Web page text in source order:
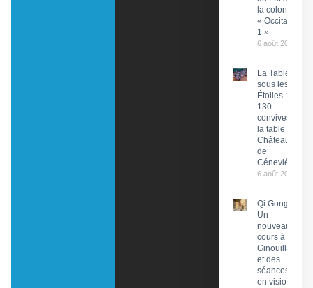
la colonne
« Occitanie
1 »
6 août 2026
La Tablée
sous les
Étoiles :
130
convives à
la table du
Château
de
Cénevières
6 août 2026
Qi Gong :
Un
nouveau
cours à
Ginouillac
et des
séances
en visio